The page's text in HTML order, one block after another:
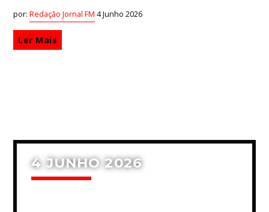
por:Redação Jornal FM 4 Junho 2026
Ler Mais
4 JUNHO 2026